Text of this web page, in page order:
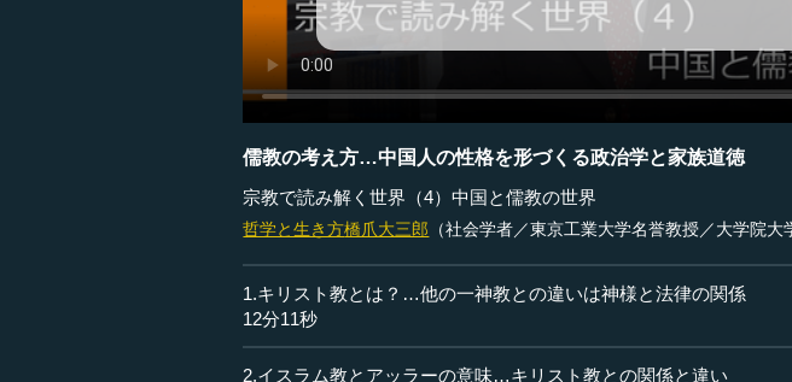
儒教の考え方…中国人の性格を形づくる政治学と家族道徳
宗教で読み解く世界（4）中国と儒教の世界
哲学と生き方橋爪大三郎 （社会学者／東京工業大学名誉教授／大学院大
1.キリスト教とは？…他の一神教との違いは神様と法律の関係
12分11秒
2.イスラム教とアッラーの意味…キリスト教との関係と違い